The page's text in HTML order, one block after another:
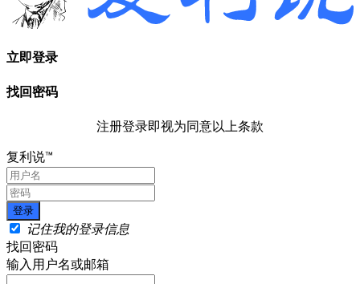
立即登录
找回密码
注册登录即视为同意以上条款
复利说™
记住我的登录信息
找回密码
输入用户名或邮箱